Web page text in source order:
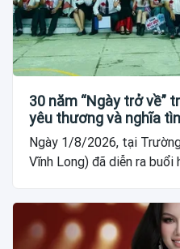
30 năm “Ngày trở về”
yêu thương và nghĩa
Ngày 1/8/2026, tại
Vĩnh Long) đã diễn ra buổi